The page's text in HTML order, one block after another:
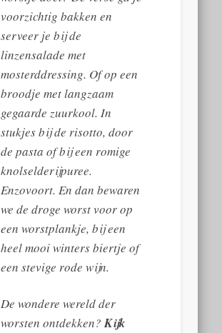
voorzichtig bakken en
serveer je bij de
linzensalade met
mosterddressing. Of op een
broodje met langzaam
gegaarde zuurkool. In
stukjes bij de risotto, door
de pasta of bij een romige
knolselderijpuree.
Enzovoort. En dan bewaren
we de droge worst voor op
een worstplankje, bij een
heel mooi winters biertje of
een stevige rode wijn.
De wondere wereld der
worsten ontdekken?Kijk